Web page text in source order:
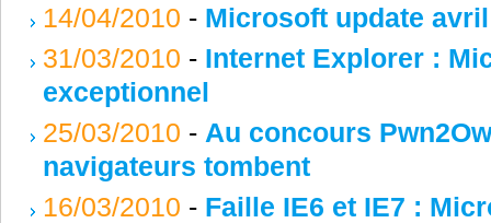
14/04/2010 - Microsoft update
31/03/2010 - Internet Explorer :
exceptionnel
25/03/2010 - Au concours
navigateurs tombent
16/03/2010 - Faille IE6 et IE7 :